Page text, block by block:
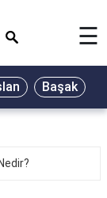
☰
Başak